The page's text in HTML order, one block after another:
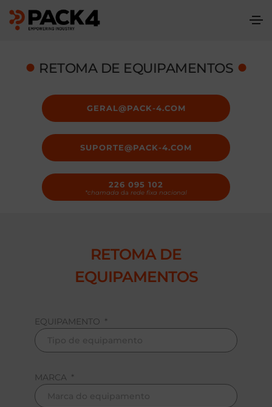
● RETOMA DE EQUIPAMENTOS ●
GERAL@PACK-4.COM
SUPORTE@PACK-4.COM
226 095 102
*chamada da rede fixa nacional
RETOMA DE
EQUIPAMENTOS
EQUIPAMENTO
MARCA